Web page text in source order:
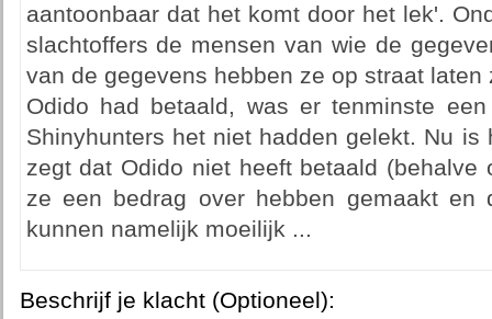
aantoonbaar dat het komt door het lek'.
slachtoffers de mensen van wie de
van de gegevens hebben ze op straat
Odido had betaald, was er tenminste
Shinyhunters het niet hadden gelekt. Nu
zegt dat Odido niet heeft betaald
ze een bedrag over hebben gemaakt
kunnen namelijk moeilijk ...
Beschrijf je klacht (Optioneel):